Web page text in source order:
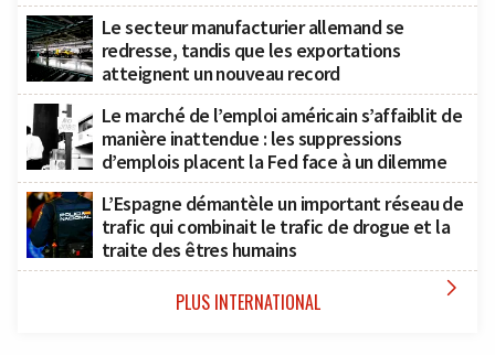
Le secteur manufacturier allemand se
redresse, tandis que les exportations
atteignent un nouveau record
Le marché de l’emploi américain s’affaiblit de
manière inattendue : les suppressions
d’emplois placent la Fed face à un dilemme
L’Espagne démantèle un important réseau de
trafic qui combinait le trafic de drogue et la
traite des êtres humains
PLUS INTERNATIONAL 